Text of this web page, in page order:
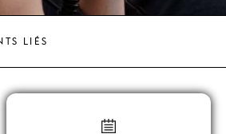
LIÉS